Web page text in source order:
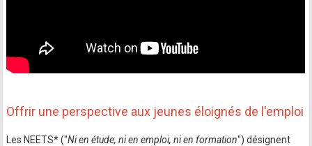
Offrir une perspective aux jeunes éloignés de l'emploi
Les NEETS* ("Ni en étude, ni en emploi, ni en formation") désignent